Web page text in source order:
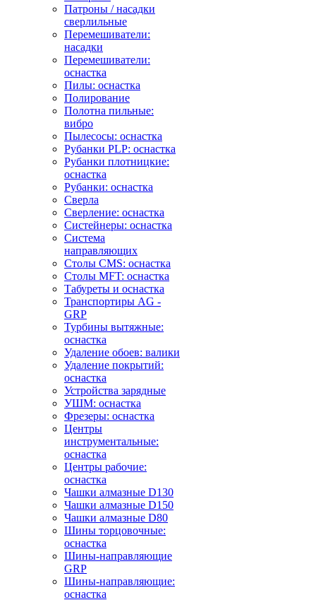
Патроны / насадки
сверлильные
Перемешиватели:
насадки
Перемешиватели:
оснастка
Пилы: оснастка
Полирование
Полотна пильные:
вибро
Пылесосы: оснастка
Рубанки PLP: оснастка
Рубанки плотницкие:
оснастка
Рубанки: оснастка
Сверла
Сверление: оснастка
Систейнеры: оснастка
Система
направляющих
Столы CMS: оснастка
Столы MFT: оснастка
Табуреты и оснастка
Транспортиры AG -
GRP
Турбины вытяжные:
оснастка
Удаление обоев: валики
Удаление покрытий:
оснастка
Устройства зарядные
УШМ: оснастка
Фрезеры: оснастка
Центры
инструментальные:
оснастка
Центры рабочие:
оснастка
Чашки алмазные D130
Чашки алмазные D150
Чашки алмазные D80
Шины торцовочные:
оснастка
Шины-направляющие
GRP
Шины-направляющие:
оснастка